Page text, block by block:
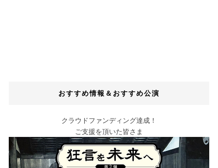
おすすめ情報＆おすすめ公演
クラウドファンディング達成！
ご支援を頂いた皆さま